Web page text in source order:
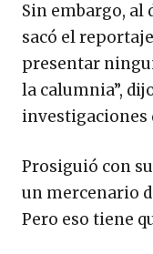
Sin embargo, al
sacó el
presentar
la calumnia”,
investigaciones
Prosiguió con
un mercenario
Pero eso tiene